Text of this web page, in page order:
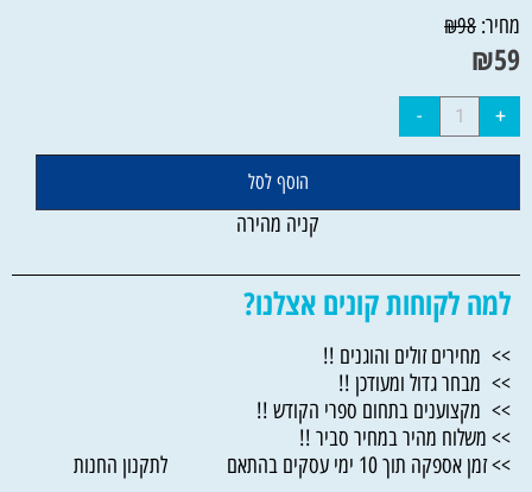
מחיר:
₪98
₪59
הוסף לסל
קניה מהירה
למה לקוחות קונים אצלנו?
>> מחירים זולים והוגנים !!
>> מבחר גדול ומעודכן !!
>> מקצוענים בתחום ספרי הקודש !!
>> משלוח מהיר במחיר סביר !!
>> זמן אספקה תוך 10 ימי עסקים בהתאם לתקנון החנות